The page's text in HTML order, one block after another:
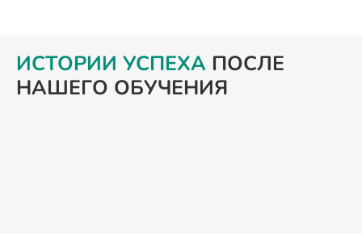
ИСТОРИИ УСПЕХА ПОСЛЕ
НАШЕГО ОБУЧЕНИЯ